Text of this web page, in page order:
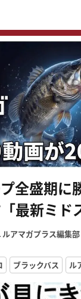
全盛期に
最新ミド
ルアマガプラス編集部
ブラックバス ル